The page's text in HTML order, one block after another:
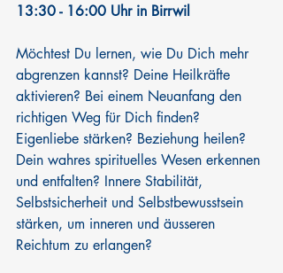
13:30 - 16:00 Uhr in Birrwil
Möchtest Du lernen, wie Du Dich mehr
abgrenzen kannst? Deine Heilkräfte
aktivieren? Bei einem Neuanfang den
richtigen Weg für Dich finden?
Eigenliebe stärken? Beziehung heilen?
Dein wahres spirituelles Wesen erkennen
und entfalten? Innere Stabilität,
Selbstsicherheit und Selbstbewusstsein
stärken, um inneren und äusseren
Reichtum zu erlangen?